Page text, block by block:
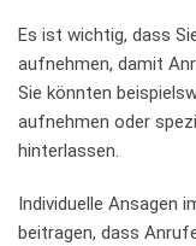
Es​ ist‍ wichtig, dass
aufnehmen, damit
Sie könnten
‍aufnehmen oder
hinterlassen.
Individuelle ⁤Ansagen⁢
beitragen, dass